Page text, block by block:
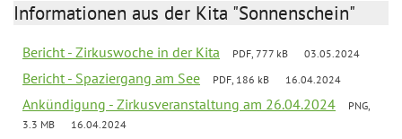
Informationen aus der Kita "Sonnenschein"
Bericht - Zirkuswoche in der Kita PDF, 777 kB 03.05.2024
Bericht - Spaziergang am See PDF, 186 kB 16.04.2024
Ankündigung - Zirkusveranstaltung am 26.04.2024
PNG,
3.3 MB
16.04.2024